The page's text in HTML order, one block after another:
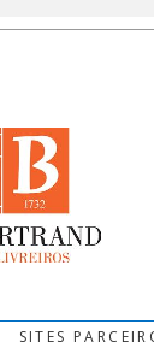
SITES